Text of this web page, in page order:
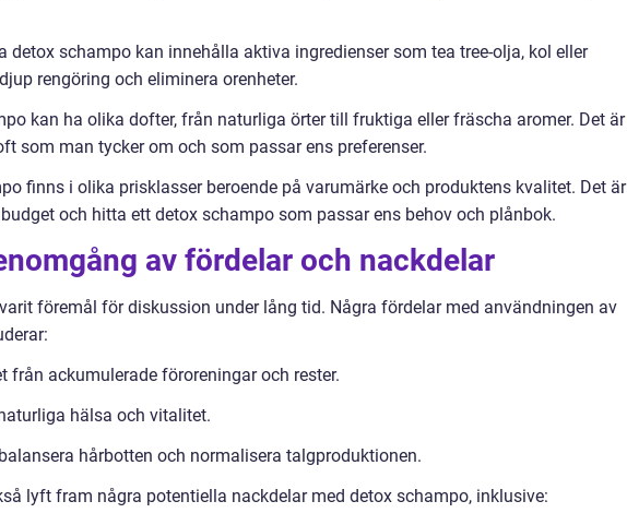
detox schampo kan innehålla aktiva ingredienser som tea tree-olja, kol eller
rengöring och eliminera orenheter.
kan ha olika dofter, från naturliga örter till fruktiga eller fräscha aromer. Det är
som man tycker om och som passar ens preferenser.
finns i olika prisklasser beroende på varumärke och produktens kvalitet. Det är
och hitta ett detox schampo som passar ens behov och plånbok.
av fördelar och nackdelar
föremål för diskussion under lång tid. Några fördelar med användningen av
från ackumulerade föroreningar och rester.
hälsa och vitalitet.
hårbotten och normalisera talgproduktionen.
lyft fram några potentiella nackdelar med detox schampo, inklusive: